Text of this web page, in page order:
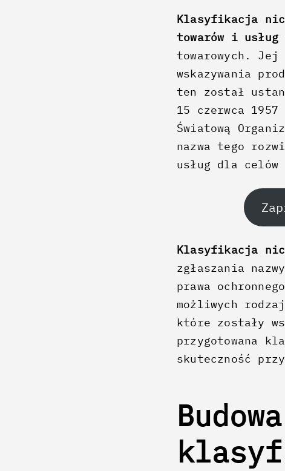
Klasyfikacja
towarów i usług
towarowych. Jej
wskazywania
ten został
15 czerwca
Światową
nazwa tego
usług dla
Klasyfikacja
zgłaszania
prawa
możliwych
które zostały
przygotowana
skuteczność